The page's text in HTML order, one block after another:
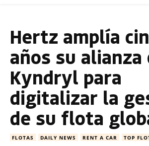
Hertz amplía
años su alianza
Kyndryl para
digitalizar la
de su flota
FLOTAS DAILY NEWS RENT A CAR TOP